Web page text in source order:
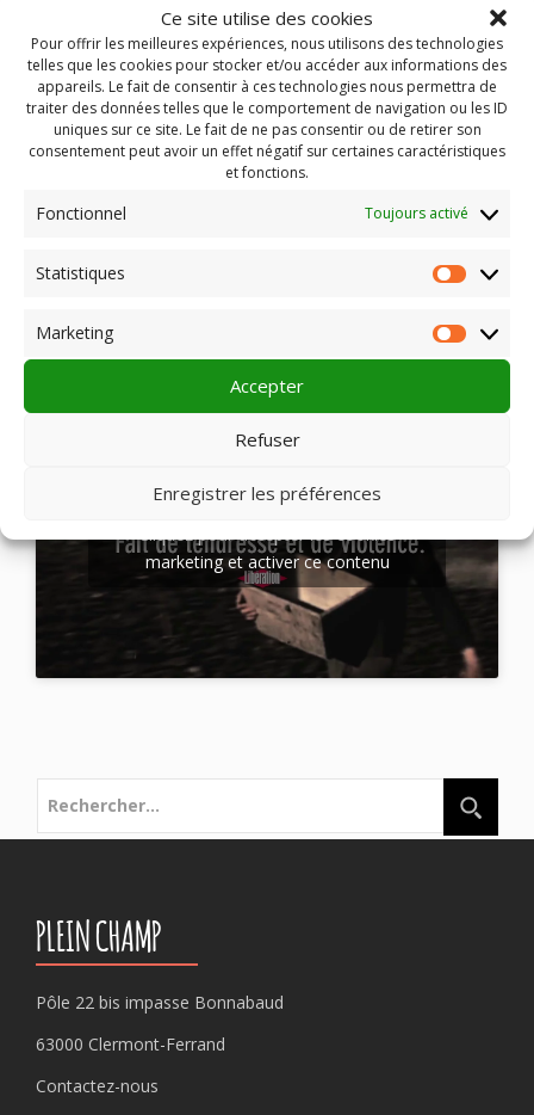
Ce site utilise des cookies
Pour offrir les meilleures expériences, nous utilisons des technologies
telles que les cookies pour stocker et/ou accéder aux informations des
appareils. Le fait de consentir à ces technologies nous permettra de
traiter des données telles que le comportement de navigation ou les ID
uniques sur ce site. Le fait de ne pas consentir ou de retirer son
consentement peut avoir un effet négatif sur certaines caractéristiques
et fonctions.
Fonctionnel Toujours activé
Statistiques
Marketing
Accepter
Refuser
Enregistrer les préférences
accepter et à suivre l’évolution.
Le monde moderne avale chaque jour un peu plus ses terres,
ses bêtes et celles de ses voisins.
Comme elle, Jean, Christiane, Jean-Clément, Raymond,
Mathilde et tous les autres résistent et luttent au quotidien
pour préserver leurs biens… leur vie.
Ciné-débats avec Pierre Vinour, producteur, les 16 et
17 novembre 2017 et 22 au 26 janvier 2018.
Photographe réputé, il a quitté la France en 1992 pour
Forez. De 2002 à 2015, année de son décès, il
marketing et activer ce contenu
PLEIN CHAMP
Pôle 22 bis impasse Bonnabaud
63000 Clermont-Ferrand
Contactez-nous